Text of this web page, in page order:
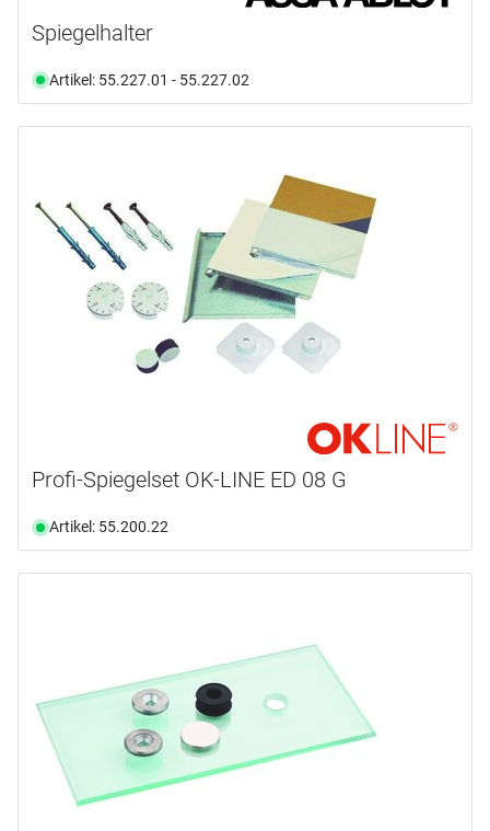
Spiegelhalter
Artikel: 55.227.01 - 55.227.02
Profi-Spiegelset OK-LINE ED 08 G
Artikel: 55.200.22